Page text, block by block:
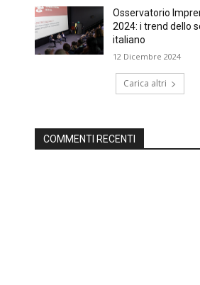
Osservatorio
2024: i trend dello
italiano
12 Dicembre 2024
Carica altri
COMMENTI RECENTI